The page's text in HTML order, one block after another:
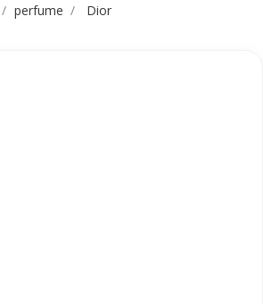
perfume Dior